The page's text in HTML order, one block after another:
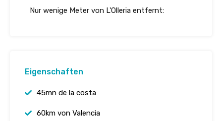
Nur wenige Meter von L'Olleria entfernt:
Eigenschaften
45mn de la costa
60km von Valencia